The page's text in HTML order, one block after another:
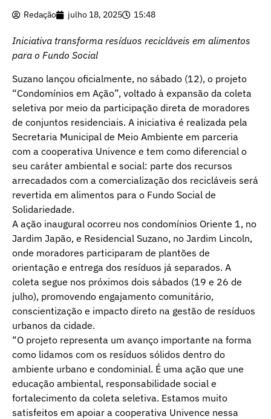
Redação julho 18, 2025 15:48
Iniciativa transforma resíduos recicláveis em alimentos
para o Fundo Social
Suzano lançou oficialmente, no sábado (12), o projeto
“Condomínios em Ação”, voltado à expansão da coleta
seletiva por meio da participação direta de moradores
de conjuntos residenciais. A iniciativa é realizada pela
Secretaria Municipal de Meio Ambiente em parceria
com a cooperativa Univence e tem como diferencial o
seu caráter ambiental e social: parte dos recursos
arrecadados com a comercialização dos recicláveis será
revertida em alimentos para o Fundo Social de
Solidariedade.
A ação inaugural ocorreu nos condomínios Oriente 1, no
Jardim Japão, e Residencial Suzano, no Jardim Lincoln,
onde moradores participaram de plantões de
orientação e entrega dos resíduos já separados. A
coleta segue nos próximos dois sábados (19 e 26 de
julho), promovendo engajamento comunitário,
conscientização e impacto direto na gestão de resíduos
urbanos da cidade.
“O projeto representa um avanço importante na forma
como lidamos com os resíduos sólidos dentro do
ambiente urbano e condominial. É uma ação que une
educação ambiental, responsabilidade social e
fortalecimento da coleta seletiva. Estamos muito
satisfeitos em apoiar a cooperativa Univence nessa